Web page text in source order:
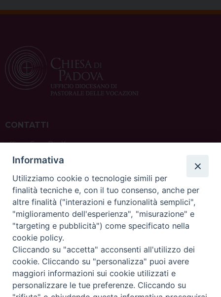
CONTATTI
ufficio: Casa Pio X
via Bonporti, 20 – 35141 Padova
tel: +39 351 619 2354
e mail:ufficiovocazionipadova@gmail.com
sede: Casa Sant'Andrea
via Valmarana, 20 – 35133 Padova
instagram:@casasantandreapadova
e mail:casasantandreapadova@gmail.com
Informativa
Utilizziamo cookie o tecnologie simili per
finalità tecniche e, con il tuo consenso, anche per
altre finalità ("interazioni e funzionalità semplici",
"miglioramento dell'esperienza", "misurazione" e
"targeting e pubblicità") come specificato nella
cookie policy.
Cliccando su "accetta" acconsenti all'utilizzo dei
cookie. Cliccando su "personalizza" puoi avere
maggiori informazioni sui cookie utilizzati e
personalizzare le tue preferenze. Cliccando su